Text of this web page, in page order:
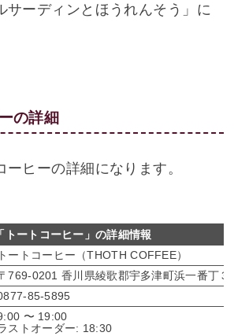
サーディンとほうれんそう」に
の詳細
ーヒーの詳細になります。
「トートコーヒー」の詳細情報
トートコーヒー（THOTH COFFEE）
769-0201 香川県綾歌郡宇多津町浜一番丁３
85-5895
〜 19:00
ストオーダー: 18:30